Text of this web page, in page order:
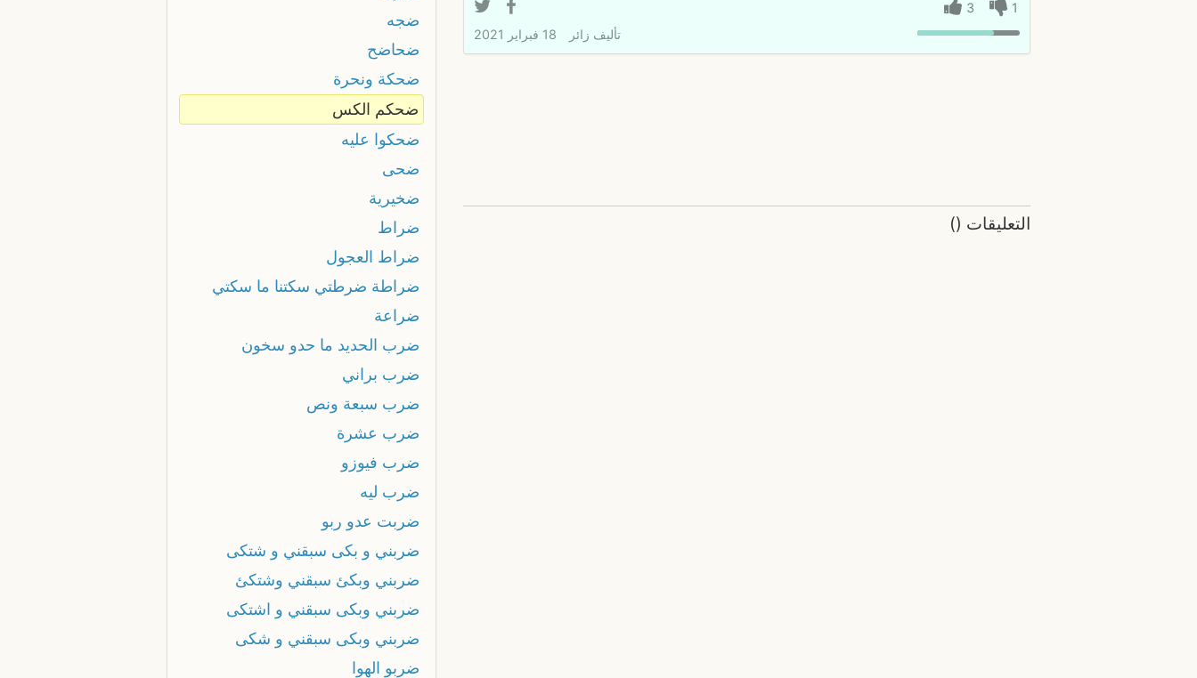
1
3
تأليف زائر 18 فبراير 2021
التعليقات (
)
ضجه
ضحاضح
ضحكة ونحرة
ضحكم الكس
ضحكوا عليه
ضحى
ضخيرية
ضراط
ضراط العجول
ضراطة ضرطتي سكتنا ما سكتي
ضراعة
ضرب الحديد ما حدو سخون
ضرب براني
ضرب سبعة ونص
ضرب عشرة
ضرب فيوزو
ضرب ليه
ضربت عدو ربو
ضربني و بكى سبقني و شتكى
ضربني وبكئ سبقني وشتكئ
ضربني وبكى سبقني و اشتكى
ضربني وبكى سبقني و شكى
ضربو الهوا